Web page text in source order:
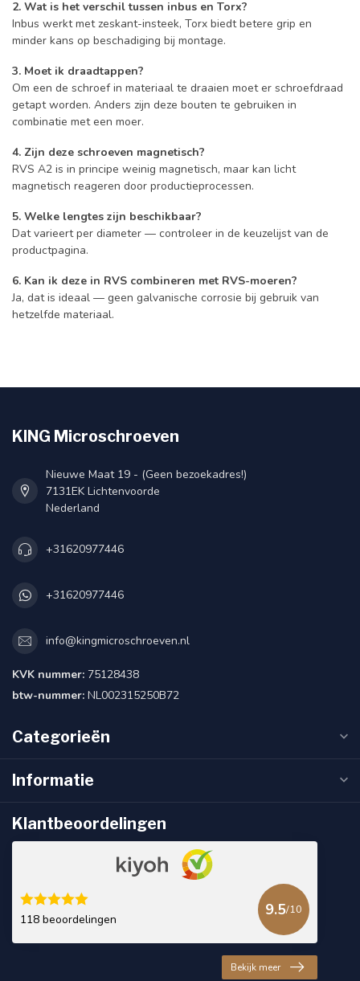
2. Wat is het verschil tussen inbus en Torx?
Inbus werkt met zeskant-insteek, Torx biedt betere grip en
minder kans op beschadiging bij montage.
3. Moet ik draadtappen?
Om een de schroef in materiaal te draaien moet er schroefdraad
getapt worden. Anders zijn deze bouten te gebruiken in
combinatie met een moer.
4. Zijn deze schroeven magnetisch?
RVS A2 is in principe weinig magnetisch, maar kan licht
magnetisch reageren door productieprocessen.
5. Welke lengtes zijn beschikbaar?
Dat varieert per diameter — controleer in de keuzelijst van de
productpagina.
6. Kan ik deze in RVS combineren met RVS-moeren?
Ja, dat is ideaal — geen galvanische corrosie bij gebruik van
hetzelfde materiaal.
KING Microschroeven
Nieuwe Maat 19 - (Geen bezoekadres!)
7131EK Lichtenvoorde
Nederland
+31620977446
+31620977446
info@kingmicroschroeven.nl
KVK nummer: 75128438
btw-nummer: NL002315250B72
Categorieën
Informatie
Klantbeoordelingen
118 beoordelingen
9.5/10
Bekijk meer